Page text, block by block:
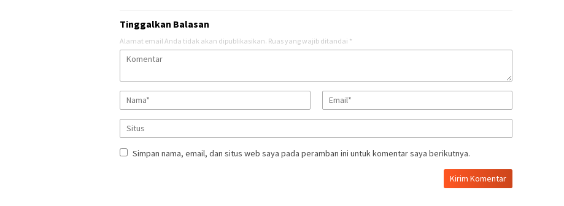
Tinggalkan Balasan
Alamat email Anda tidak akan dipublikasikan. Ruas yang wajib ditandai *
Simpan nama, email, dan situs web saya pada peramban ini untuk komentar saya berikutnya.